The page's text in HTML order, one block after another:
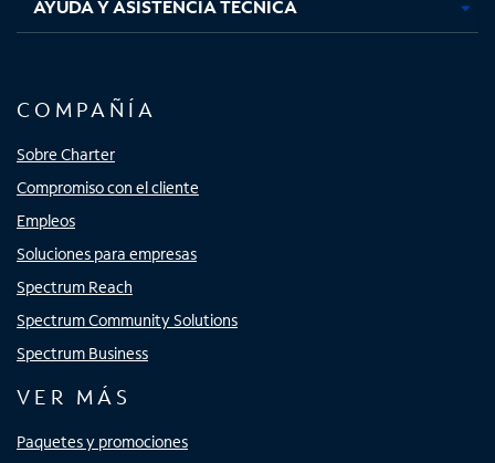
AYUDA Y ASISTENCIA TÉCNICA
COMPAÑÍA
Sobre Charter
Compromiso con el cliente
Empleos
Soluciones para empresas
Spectrum Reach
Spectrum Community Solutions
Spectrum Business
VER MÁS
Paquetes y promociones